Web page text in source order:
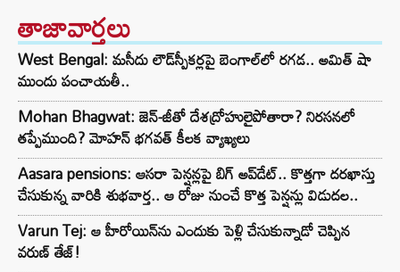
తాజావార్తలు
West Bengal: మసీదు లౌడ్‌స్పీకర్లపై బెంగాల్‌లో రగడ.. అమిత్ షా
ముందు పంచాయతీ..
Mohan Bhagwat: జెన్-జీతో దేశద్రోహులైపోతారా? నిరసనలో
తప్పేముంది? మోహన్ భగవత్ కీలక వ్యాఖ్యలు
Aasara pensions: ఆసరా పెన్షన్లపై బిగ్ అప్‌డేట్.. కొత్తగా దరఖాస్తు
చేసుకున్న వారికి శుభవార్త.. ఆ రోజు నుంచే కొత్త పెన్షన్లు విడుదల..
Varun Tej: ఆ హీరోయిన్‌ను ఎందుకు పెళ్లి చేసుకున్నాడో చెప్పిన
వరుణ్ తేజ్!